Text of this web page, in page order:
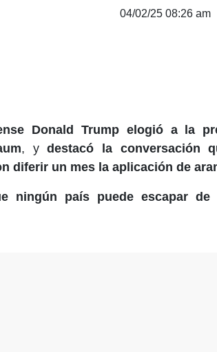
04/02/25 08:26 am
Donald Trump elogió a la
, ydestacó la conversación
diferir un mes la aplicación de
ningún país puede escapar